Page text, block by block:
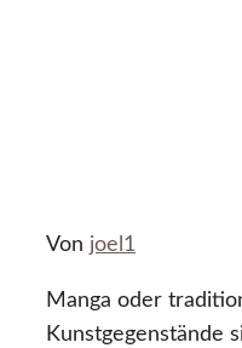
Von joel1
Manga oder
Kunstgegenstände